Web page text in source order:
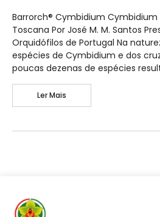
Barrorch® Cymbidium Cymbidium
Toscana Por José M. M. Santos
Orquidófilos de Portugal Na
espécies de Cymbidium e dos
poucas dezenas de espécies
Ler Mais